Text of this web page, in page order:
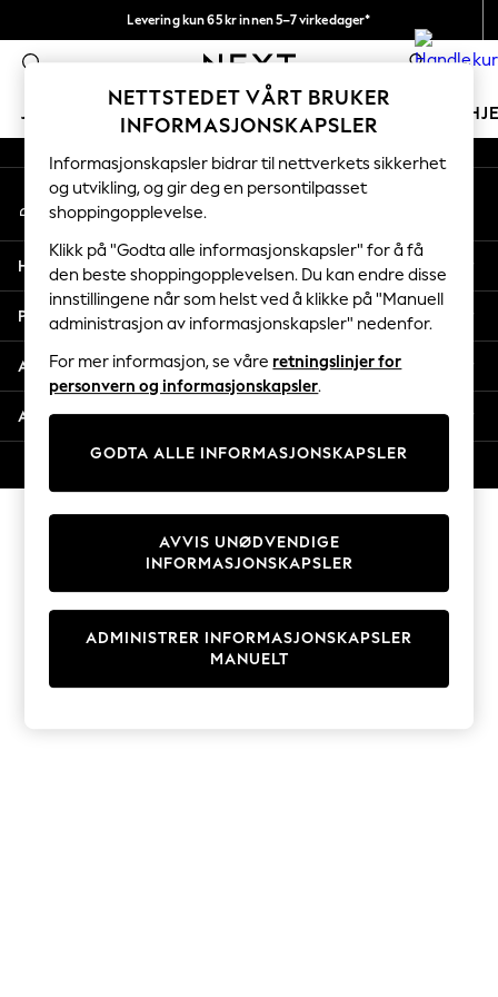
Levering kun 65 kr innen 5–7 virkedager*
Vi betaler alle tollavgifter 0
JENTER GUTTER BABY KVINNER
GIRLS
New In
50 - 92cm (0 - 24 months)
98 - 110cm (3 - 5 years)
116 - 134cm (6 - 9 years)
140 - 174cm (10 - 15+ years)
Trending: Top & Short Sets
Trending: Clogs
Toy Story
THE SET
Coats & Jackets
Sweatshirts & Hoodies
Knitwear
Cardigans
Dresses
Sets & Outfits
T-Shirts
An error occurred on client
Våre sosiale nettverk
Min konto
Logg inn på kontoen din
Hjelp
Personvern & Juridisk
Avdelinger
Andre tjenester
NETTSTEDET VÅRT BRUKER
INFORMASJONSKAPSLER
Informasjonskapsler bidrar til nettverkets sikkerhet
og utvikling, og gir deg en persontilpasset
shoppingopplevelse.
Klikk på "Godta alle informasjonskapsler" for å få
den beste shoppingopplevelsen. Du kan endre disse
innstillingene når som helst ved å klikke på "Manuell
administrasjon av informasjonskapsler" nedenfor.
For mer informasjon, se våre retningslinjer for
personvern og informasjonskapsler.
GODTA ALLE INFORMASJONSKAPSLER
ADMINISTRER INFORMASJONSKAPSLER
MANUELT
AVVIS UNØDVENDIGE
INFORMASJONSKAPSLER